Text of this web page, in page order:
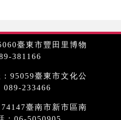
臺東市豐田里博物
381166
95059臺東市文化公
089-233466
臺南市新市區南